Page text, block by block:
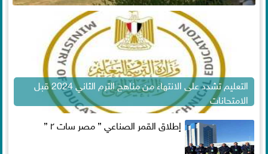
التعليم تشدد على الانتهاء من مناهج الترم الثاني 2024 قبل
الامتحانات
إطلاق القمر الصناعي ” مصر سات ٢ ”